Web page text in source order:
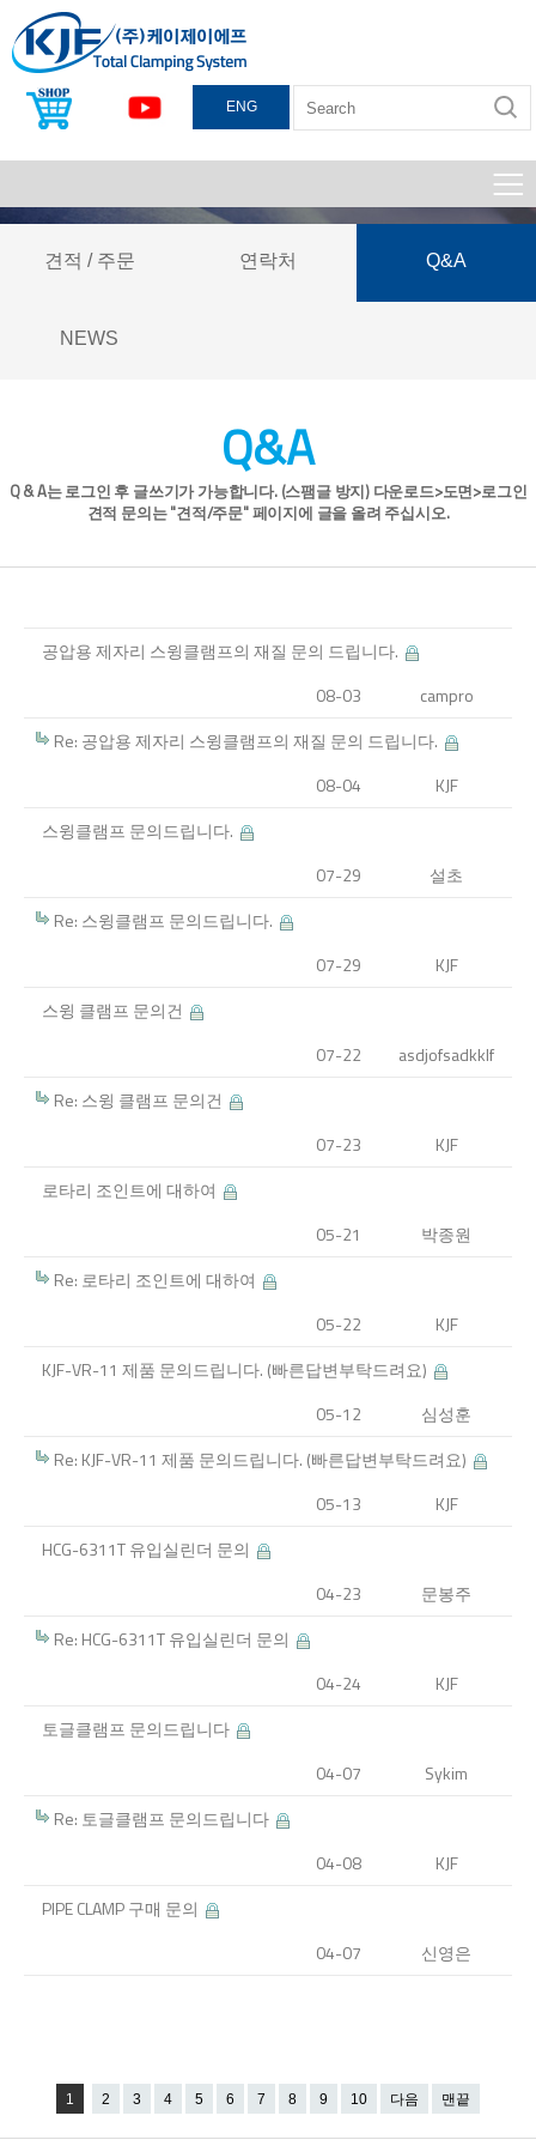
ENG
견적 / 주문 연락처 Q&A
NEWS
Q&A
Q & A는 로그인 후 글쓰기가 가능합니다. (스팸글 방지) 다운로드>도면>로그인
견적 문의는 "견적/주문" 페이지에 글을 올려 주십시오.
공압용 제자리 스윙클램프의 재질 문의 드립니다.
campro
08-03
Re: 공압용 제자리 스윙클램프의 재질 문의 드립니다.
KJF
08-04
스윙클램프 문의드립니다.
설초
07-29
Re: 스윙클램프 문의드립니다.
KJF
07-29
스윙 클램프 문의건
asdjofsadkklf
07-22
Re: 스윙 클램프 문의건
KJF
07-23
로타리 조인트에 대하여
박종원
05-21
Re: 로타리 조인트에 대하여
KJF
05-22
KJF-VR-11 제품 문의드립니다. (빠른답변부탁드려요)
심성훈
05-12
Re: KJF-VR-11 제품 문의드립니다. (빠른답변부탁드려요)
KJF
05-13
HCG-6311T 유입실린더 문의
문봉주
04-23
Re: HCG-6311T 유입실린더 문의
KJF
04-24
토글클램프 문의드립니다
Sykim
04-07
Re: 토글클램프 문의드립니다
KJF
04-08
PIPE CLAMP 구매 문의
신영은
04-07
1 2 3 4 5 6 7 8 9 10 다음 맨끝